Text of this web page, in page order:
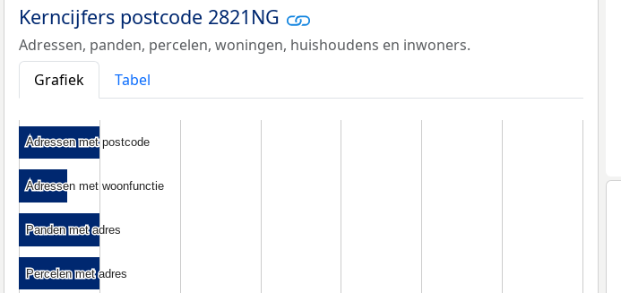
Kerncijfers postcode 2821NG
Adressen, panden, percelen, woningen, huishoudens en inwoners.
Grafiek
Tabel
Adressen met postcode
Adressen met postcode
Adressen met woonfunctie
Adressen met woonfunctie
Panden met adres
Panden met adres
Percelen met adres
Percelen met adres